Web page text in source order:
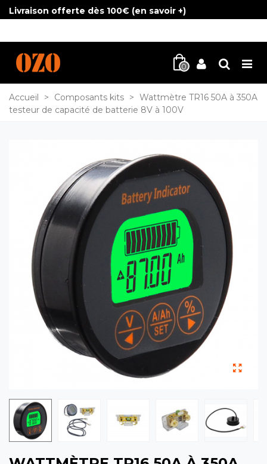
Livraison offerte dès 100€ (en savoir +)
0
Accueil > Composants kits > Wattmètre TR16 50A à 350A
testeur de capacité de batterie 8V à 100V